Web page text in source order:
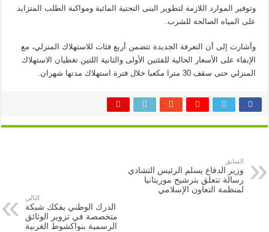
وتوفير الموارد اللازمة لتطوير البنى التحتية المائية ومواكبة الطلب المتزايد
على المياه الصالحة للشرب.
وأشارت إلى أن التعرفة الجديدة تتضمن أربع فئات للاستهلاك المنزلي، مع
الإبقاء على الأسعار الحالية للفئتين الأولى والثانية اللتين تغطيان الاستهلاك
المنزلي حتى سقف 30 مترا مكعبا خلال فترة استهلاك مدتها شهران.
السابق
وزير الدفاع يسلم الرئيس التشادي
رسالة تتعلق بترشيح موريتانيا
لمنظمة التعاون الإسلامي
التالي
الدرك الوطني يفكك شبكة
متخصصة في تزوير الوثائق
الرسمية بنواكشوط الغربية